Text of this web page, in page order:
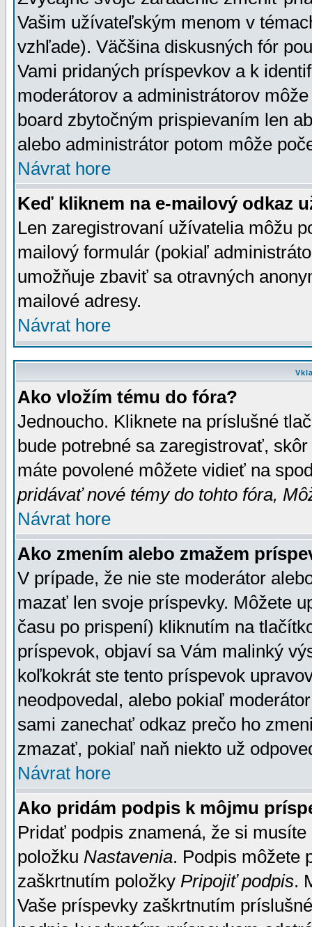
Vašim užívateľským menom v
vzhľade). Väčšina diskusných fór
Vami pridaných príspevkov a k
moderátorov a administrátorov
board zbytočným prispievaním len
alebo administrátor potom môže
Návrat hore
Keď kliknem na e-mailový odkaz
Len zaregistrovaní užívatelia môžu
mailový formulár (pokiaľ
umožňuje zbaviť sa otravných
mailové adresy.
Návrat hore
Ako vložím tému do fóra?
Jednoucho. Kliknete na príslušné
bude potrebné sa zaregistrovať,
máte povolené môžete vidieť na
pridávať nové témy do tohto fóra,
Návrat hore
Ako zmením alebo zmažem
V prípade, že nie ste moderátor
mazať len svoje príspevky. Môžete
času po prispení) kliknutím na
príspevok, objaví sa Vám malinký
koľkokrát ste tento príspevok
neodpovedal, alebo pokiaľ
sami zanechať odkaz prečo ho
zmazať, pokiaľ naň niekto už
Návrat hore
Ako pridám podpis k môjmu
Pridať podpis znamená, že si
položku Nastavenia. Podpis môžete
zaškrtnutím položky Pripojiť podpis.
Vaše príspevky zaškrtnutím